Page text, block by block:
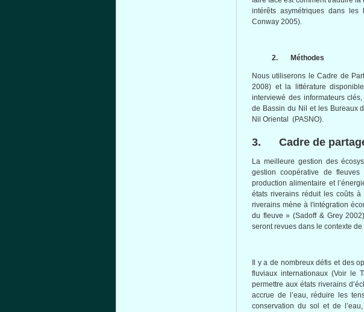
intérêts asymétriques dans
Conway 2005).
2. Méthodes
Nous utiliserons le Cadre de
2008) et la
littérature disponible
interviewé des informateurs clés
de Bassin du Nil et les Bureaux
Nil Oriental (PASNO).
3. Cadre de
La meilleure gestion des
gestion
coopérative defleuves
productionalimentaire et
états riverains réduitlescoûts à
riverains mène à l'intégration
du fleuve » (Sadoff& Grey
serontrevues dans le contexte de
Il y a de nombreux défis et des
fluviaux internationaux(Voirle
permettre aux états riverains
accrue de
l’eau,réduire les
conservation dusol et de l’eau